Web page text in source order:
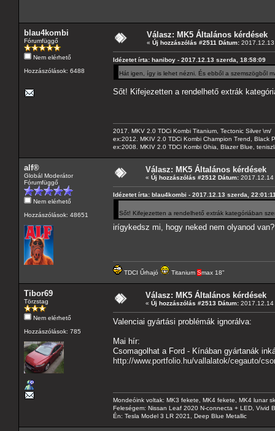
blau4kombi
Fórumfüggő
Nem elérhető
Hozzászólások: 6488
Válasz: MK5 Általános kérdések
« Új hozzászólás #2511 Dátum:
Idézetet írta: haniboy - 2017.12.13 szerda, 18:58:09
Hát igen, így is lehet nézni. És ebből a szemszögből
Sőt! Kifejezetten a rendelhető extrák
2017. MKV 2.0 TDCi Kombi Titanium, Tectonic Silver \m/
ex:2012. MKIV 2.0 TDCi Kombi Champion Trend, Black
ex:2008. MKIV 2.0 TDCi Kombi Ghia, Blazer Blue,
alf®
Globál Moderátor
Fórumfüggő
Nem elérhető
Hozzászólások: 48651
Válasz: MK5 Általános kérdések
« Új hozzászólás #2512 Dátum: 2017.12.14
Idézetet írta: blau4kombi - 2017.12.13 szerda,
Sőt! Kifejezetten a rendelhető extrák kategóriában
irígykedsz mi, hogy neked nem olyanod
TDCI Űrhajó Titanium Smax 18"
Tibor69
Törzstag
Nem elérhető
Hozzászólások: 785
Válasz: MK5 Általános kérdések
« Új hozzászólás #2513 Dátum: 2017.12.14
Valenciai gyártási problémák ignorálva:
Mai hír:
Csomagolhat a Ford - Kínában gyártanák
http://www.portfolio.hu/vallalatok/cegauto/
Mondeóink voltak: MK3 fekete, MK4 fekete, MK4 lunar
Feleségem: Nissan Leaf 2020 N-connecta + LED, Vivid
Én: Tesla Model 3 LR 2021, Deep Blue Metallic